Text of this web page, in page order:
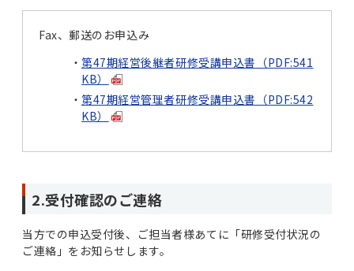
Fax、郵送のお申込み
第47期経営後継者研修受講申込書（PDF:541
KB）
第47期経営管理者研修受講申込書（PDF:542
KB）
2.受付確認のご連絡
当方での申込受付後、ご担当者様あてに「研修受付状況の
ご連絡」をお知らせします。